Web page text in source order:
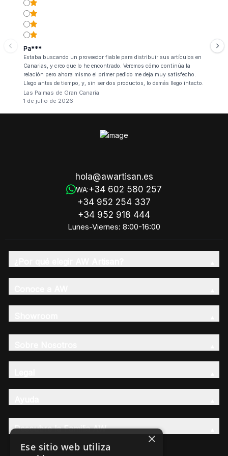
Pa***
Estaba buscando un proveedor fiable para distribuir sus artículos en
Canarias, y creo que lo he encontrado. Veremos cómo continúa la
relación pero ahora mismo el primer pedido me deja muy satisfecho.
Llego antes de tiempo, y, sin ser dos productos, lo demás llego intacto.
Las Palmas de Gran Canaria
1 de julio de 2026
hola@awartisan.es
WA:+34 602 580 257
+34 952 254 337
+34 952 918 444
Lunes-Viernes: 8:00-16:00
Descubre la Familia AW
×
Ese sitio web utiliza